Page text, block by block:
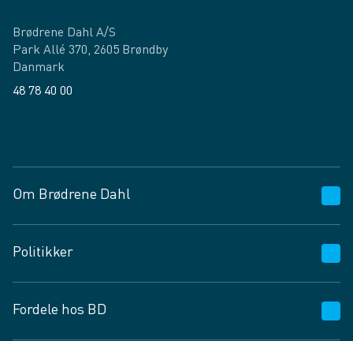
Brødrene Dahl A/S
Park Allé 370, 2605 Brøndby
Danmark
48 78 40 00
Om Brødrene Dahl
Vagttelefon 30 10 89 89
Spørgsmål og svar
Job og karriere
Politikker
Privatlivspolitik
Fordele hos BD